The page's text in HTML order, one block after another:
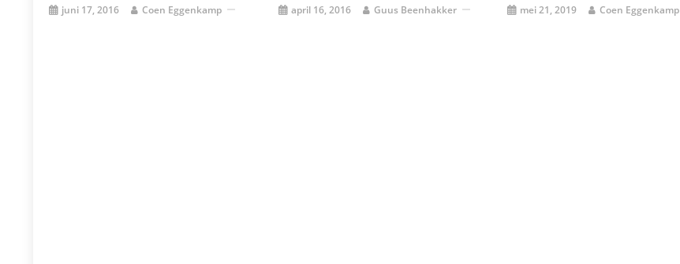
juni 17, 2016 Coen Eggenkamp april 16, 2016 Guus Beenhakker mei 21, 2019 Coen Eggenkamp